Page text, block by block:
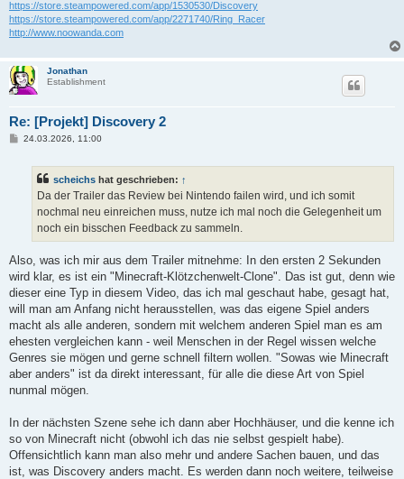
https://store.steampowered.com/app/1530530/Discovery
https://store.steampowered.com/app/2271740/Ring_Racer
http://www.noowanda.com
Jonathan
Establishment
Re: [Projekt] Discovery 2
B24.03.2026, 11:00
scheichs hat geschrieben: ↑
Da der Trailer das Review bei Nintendo failen wird, und ich somit
nochmal neu einreichen muss, nutze ich mal noch die Gelegenheit um
noch ein bisschen Feedback zu sammeln.
Also, was ich mir aus dem Trailer mitnehme: In den ersten 2 Sekunden
wird klar, es ist ein "Minecraft-Klötzchenwelt-Clone". Das ist gut, denn wie
dieser eine Typ in diesem Video, das ich mal geschaut habe, gesagt hat,
will man am Anfang nicht herausstellen, was das eigene Spiel anders
macht als alle anderen, sondern mit welchem anderen Spiel man es am
ehesten vergleichen kann - weil Menschen in der Regel wissen welche
Genres sie mögen und gerne schnell filtern wollen. "Sowas wie Minecraft
aber anders" ist da direkt interessant, für alle die diese Art von Spiel
nunmal mögen.
In der nächsten Szene sehe ich dann aber Hochhäuser, und die kenne ich
so von Minecraft nicht (obwohl ich das nie selbst gespielt habe).
Offensichtlich kann man also mehr und andere Sachen bauen, und das
ist, was Discovery anders macht. Es werden dann noch weitere, teilweise